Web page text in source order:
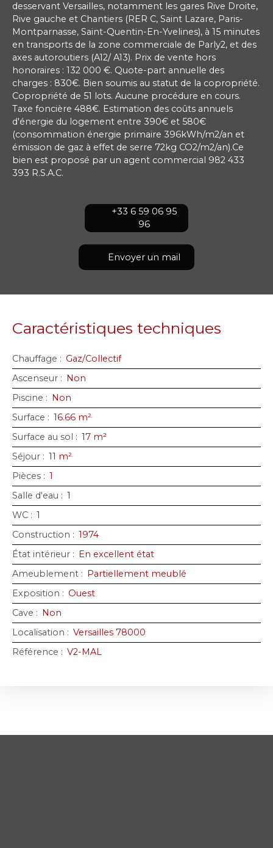
desservant Versailles, notamment les gares Rive Droite,
Rive gauche et Chantiers (RER C, Saint Lazare, Paris-
Montparnasse, Saint-Quentin-En-Yvelines), à 15 minutes
en transports de la zone commerciale de Parly2, et des
axes autoroutiers (A12/ A13). Prix de vente hors
honoraires : 132 000 €. Quote-part annuelle des
charges : 830€. Bien soumis au statut de la copropriété.
Copropriété de 51 lots. Aucune procédure en cours.
Taxe foncière 488€. Estimation des coûts annuels
d'énergie du logement entre 390€ et 580€
(consommation énergie primaire 396kWh/m2/an et
émission de gaz à effet de serre 72kg CO2/m2/an).Ce
bien est proposé par un agent commercial 982 433
393 R.S.A.C.
+33 6 59 06 95
96
Envoyer un mail
Caractéristiques techniques
Chauffage : Gaz/Collectif
Ascenseur : Non
Piscine : Non
Surface : 16.66 m²
Surface au sol : 17 m²
Séjour : 11 m²
Pièces : 1
Salle d'eau : 1
WC : 1
Construction : 1974
État intérieur : En excellent état
Ameublement : Partiellement meublé
Exposition : Ouest
Cave : Non
Localisation : Versailles 78000
Référence : V2-MAL